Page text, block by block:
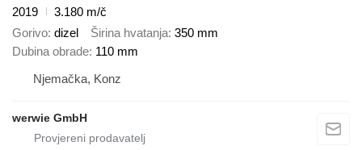
2019
3.180 m/č
Gorivo dizel Širina hvatanja 350 mm
Dubina obrade 110 mm
Njemačka, Konz
werwie GmbH